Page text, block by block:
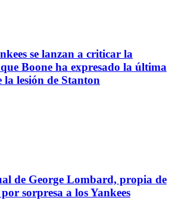
se lanzan a criticar la
Boone ha expresado la última
lesión de Stanton
de George Lombard, propia de
sorpresa a los Yankees